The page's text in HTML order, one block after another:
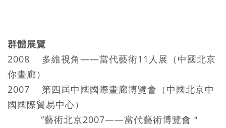
群體展覽
2008 多維視角——當代藝術11人展（中國北京
你畫廊）
2007 第四屆中國國際畫廊博覽會（中國北京中
國國際貿易中心）
“藝術北京2007——當代藝術博覽會＂